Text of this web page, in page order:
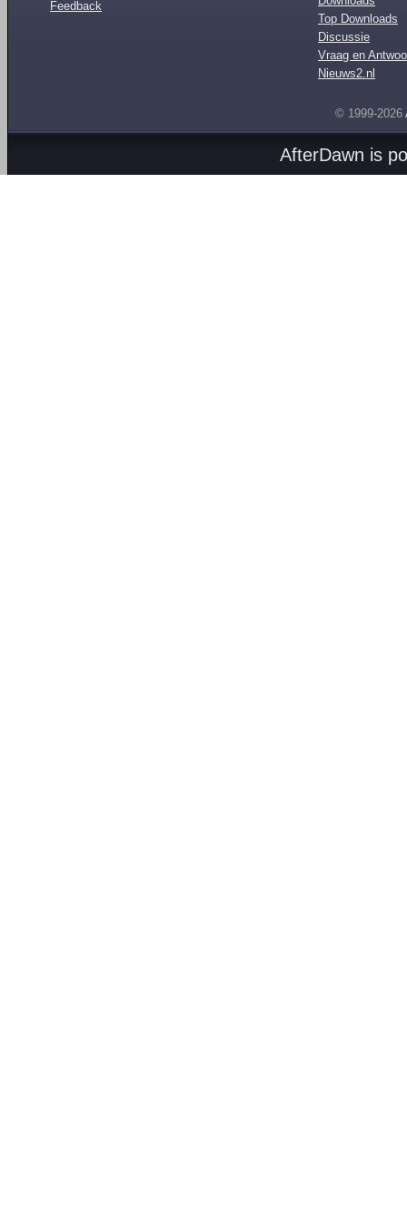
Feedback
Top Downloads
Discussie
Vraag en
Nieuws2.nl
© 1999-2026
AfterDawn is